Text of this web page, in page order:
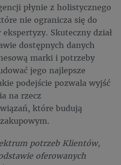
płynie z holistycznego
nie ogranicza się do
Skuteczny dział
dostępnych danych
marki i potrzeby
jego najlepsze
podejście pozwala wyjść
na rzecz
które budują
potrzeb Klientów,
oferowanych